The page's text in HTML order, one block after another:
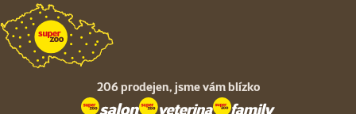
206 prodejen, jsme vám blízko